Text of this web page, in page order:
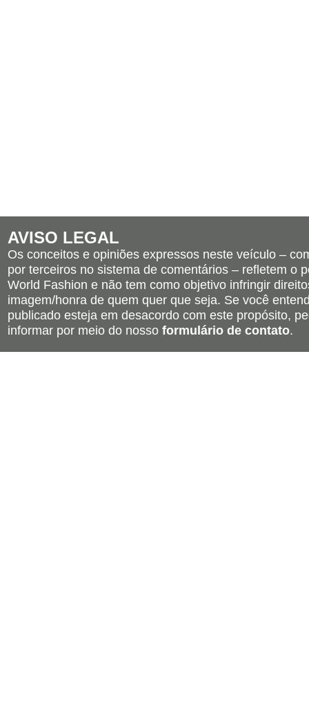
AVISO LEGAL
Os conceitos e opiniões expressos neste veículo –
por terceiros no sistema de comentários – refletem o
World Fashion e não tem como objetivo infringir
imagem/honra de quem quer que seja. Se você
publicado esteja em desacordo com este propósito,
informar por meio do nosso formulário de contato.